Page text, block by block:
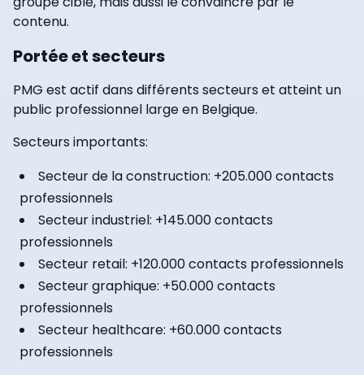
contenu.
Portée et secteurs
PMG est actif dans différents secteurs et atteint un
public professionnel large en Belgique.
Secteurs importants:
Secteur de la construction: +205.000 contacts
professionnels
Secteur industriel: +145.000 contacts
professionnels
Secteur retail: +120.000 contacts professionnels
Secteur graphique: +50.000 contacts
professionnels
Secteur healthcare: +60.000 contacts
professionnels